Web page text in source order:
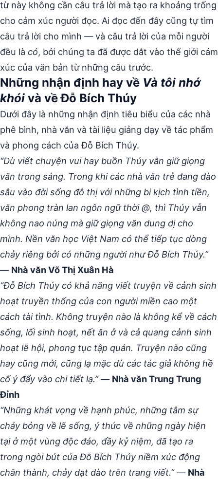
từ này không cần câu trả lời mà tạo ra khoảng trống
cho cảm xúc người đọc. Ai đọc đến đây cũng tự tìm
câu trả lời cho mình — và câu trả lời của mỗi người
đều là có, bởi chúng ta đã được dắt vào thế giới cảm
xúc của văn bản từ những câu trước.
Những nhận định hay về Và tôi nhớ
khói và về Đỗ Bích Thúy
Dưới đây là những nhận định tiêu biểu của các nhà
phê bình, nhà văn và tài liệu giảng dạy về tác phẩm
và phong cách của Đỗ Bích Thúy.
“Dù viết chuyện vui hay buồn Thúy vẫn giữ giọng
văn trong sáng. Trong khi các nhà văn trẻ đang đào
sâu vào đời sống đô thị với những bi kịch tình tiền,
văn phong tràn lan ngôn ngữ thời @, thì Thúy vẫn
không nao núng mà giữ giọng văn dung dị cho
mình. Nền văn học Việt Nam có thể tiếp tục dòng
chảy riêng bởi có những người như Đỗ Bích Thúy.”
— Nhà văn Võ Thị Xuân Hà
“Đỗ Bích Thúy có khả năng viết truyện về cảnh sinh
hoạt truyền thống của con người miền cao một
cách tài tình. Không truyện nào là không kể về cách
sống, lối sinh hoạt, nết ăn ở và cả quang cảnh sinh
hoạt lễ hội, phong tục tập quán. Truyện nào cũng
hay cũng mới, cũng lạ mặc dù các tác giả không hề
cố ý đẩy vào chi tiết lạ.”— Nhà văn Trung Trung
Đỉnh
“Những khát vọng về hạnh phúc, những tâm sự
cháy bỏng về lẽ sống, ý thức về những ngày hiện
tại ở một vùng độc đáo, đầy kỷ niệm, đã tạo ra
trong ngòi bút của Đỗ Bích Thúy niềm xúc động
chân thành, chảy dạt dào trên trang viết.”— Nhà